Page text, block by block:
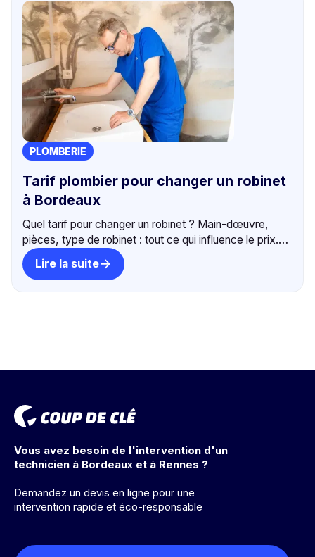
PLOMBERIE
Tarif plombier pour changer un robinet
à Bordeaux
Quel tarif pour changer un robinet ? Main-dœuvre,
pièces, type de robinet : tout ce qui influence le prix.
Transparence totale avant l'intervention.
Lire la suite
Vous avez besoin de l'intervention d'un
technicien à Bordeaux et à Rennes ?
Demandez un devis en ligne pour une
intervention rapide et éco-responsable